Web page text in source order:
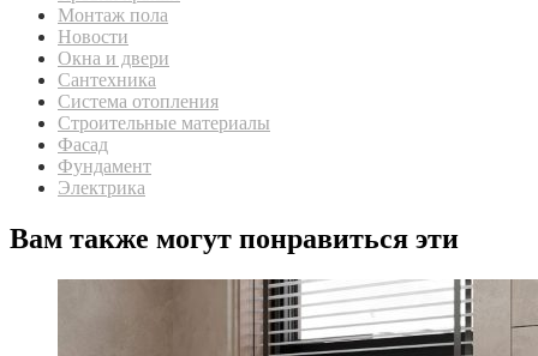
Монтаж пола
Новости
Окна и двери
Сантехника
Система отопления
Строительные материалы
Фасад
Фундамент
Электрика
Вам также могут понравиться эти